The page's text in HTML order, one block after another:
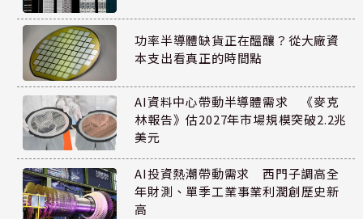
功率半導體缺貨正在醞釀？從大廠資
本支出看真正的時間點
AI資料中心帶動半導體需求 《麥克
林報告》估2027年市場規模突破2.2兆
美元
AI投資熱潮帶動需求 西門子調高全
年財測、單季工業事業利潤創歷史新
高